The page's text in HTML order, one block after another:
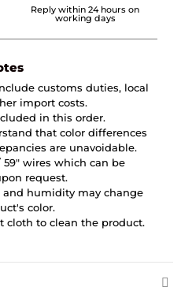
Reply within 24 hours on
working days
customs duties, local
import costs.
in this order.
that color differences
are unavoidable.
wires which can be
request.
and humidity may change
color.
cloth to clean the product.